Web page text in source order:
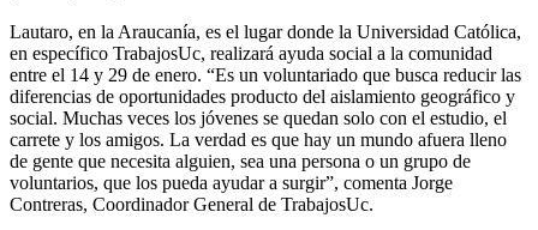
Lautaro, en la Araucanía, es el lugar donde la Universidad Católica,
en específico TrabajosUc, realizará ayuda social a la comunidad
entre el 14 y 29 de enero. “Es un voluntariado que busca reducir las
diferencias de oportunidades producto del aislamiento geográfico y
social. Muchas veces los jóvenes se quedan solo con el estudio, el
carrete y los amigos. La verdad es que hay un mundo afuera lleno
de gente que necesita alguien, sea una persona o un grupo de
voluntarios, que los pueda ayudar a surgir”, comenta Jorge
Contreras, Coordinador General de TrabajosUc.